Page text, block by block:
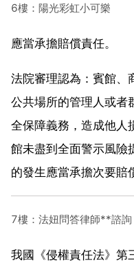
6樓：陽光彩虹小可樂
應當承擔賠償責任。
法院審理認為：賓館、
公共場所的管理人或者
全保障義務，造成他人
館未盡到全面警示風險
的發生應當承擔次要賠
7樓：法妞問答律師**諮詢
我國《侵權責任法》第